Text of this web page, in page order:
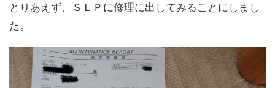
とりあえず、ＳＬＰに修理に出してみることにしまし
た。